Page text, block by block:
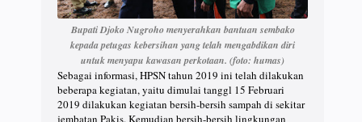
Bupati Djoko Nugroho menyerahkan bantuan sembako
kepada petugas kebersihan yang telah mengabdikan diri
untuk menyapu kawasan perkotaan. (foto: humas)
Sebagai informasi, HPSN tahun 2019 ini telah dilakukan
beberapa kegiatan, yaitu dimulai tanggl 15 Februari
2019 dilakukan kegiatan bersih-bersih sampah di sekitar
jembatan Pakis. Kemudian bersih-bersih lingkungan